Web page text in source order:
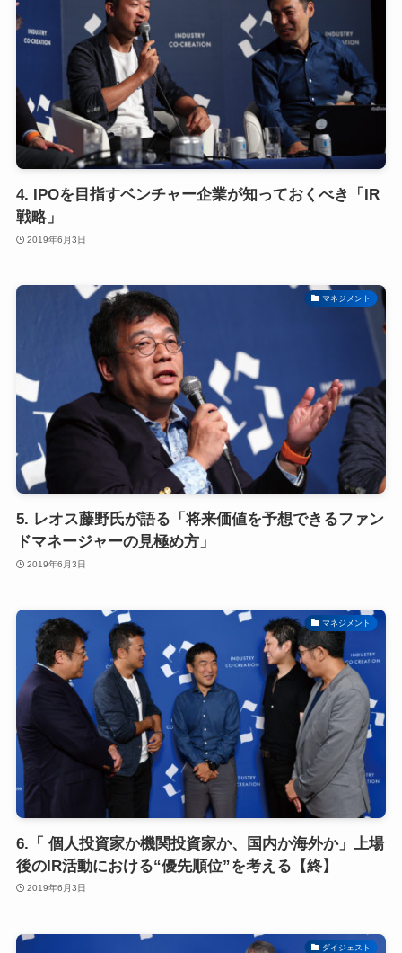
4. IPOを目指すベンチャー企業が知っておくべき「IR
戦略」
2019年6月3日
マネジメント
5. レオス藤野氏が語る「将来価値を予想できるファン
ドマネージャーの見極め方」
2019年6月3日
マネジメント
6.「 個人投資家か機関投資家か、国内か海外か」上場
後のIR活動における“優先順位”を考える【終】
2019年6月3日
ダイジェスト